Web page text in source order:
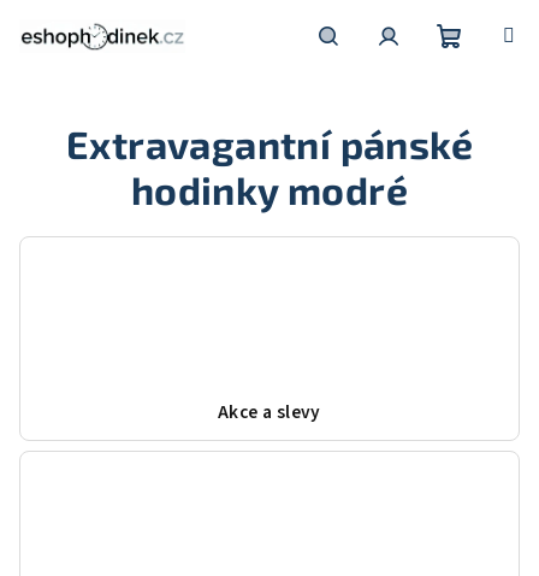
košík
Extravagantní pánské
hodinky modré
Akce a slevy